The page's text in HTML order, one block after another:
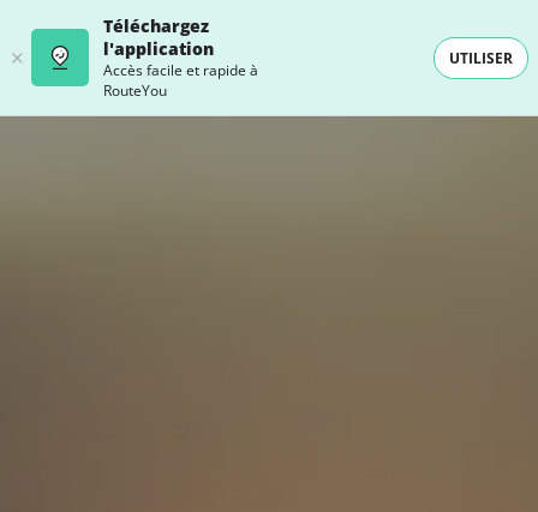
Téléchargez
l'application
Accès facile et rapide à
RouteYou
UTILISER